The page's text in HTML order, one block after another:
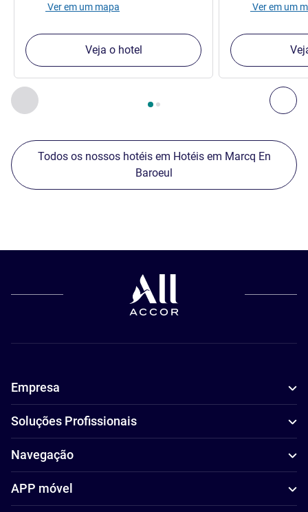
Anterior - Os nossos outros estabelecimentos nas
Página , Os nossos outros estabelecimentos nas
Ver em um mapa
Veja o hotel
Ver em um
Todos os nossos hotéis em Hotéis em Marcq En
Baroeul
Empresa
Soluções Profissionais
Navegação
APP móvel